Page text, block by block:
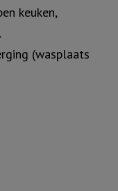
keuken,
(wasplaats